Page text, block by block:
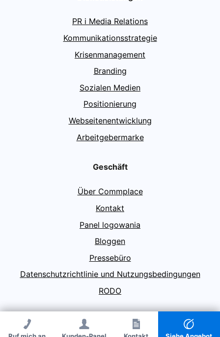
PR i Media Relations
Kommunikationsstrategie
Krisenmanagement
Branding
Sozialen Medien
Positionierung
Webseitenentwicklung
Arbeitgebermarke
Geschäft
Über Commplace
Kontakt
Panel logowania
Bloggen
Pressebüro
Datenschutzrichtlinie und Nutzungsbedingungen
RODO
© Agencja PR Commplace 2026